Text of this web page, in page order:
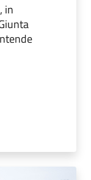
in